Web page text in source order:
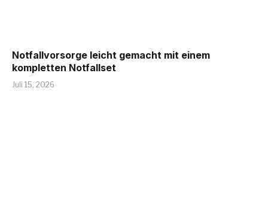
Notfallvorsorge leicht gemacht mit einem
kompletten Notfallset
Juli 15, 2026